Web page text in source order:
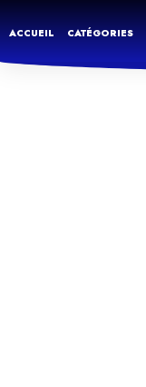
ACCUEIL CATÉGORIES